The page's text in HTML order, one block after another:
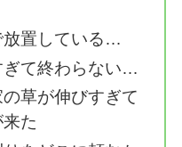
放置している…
ぎて終わらない…
草が伸びすぎて
た